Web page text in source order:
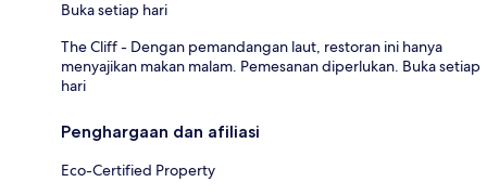
Buka setiap hari
The Cliff - Dengan pemandangan laut, restoran ini hanya
menyajikan makan malam. Pemesanan diperlukan. Buka setiap
hari
Penghargaan dan afiliasi
Eco-Certified Property